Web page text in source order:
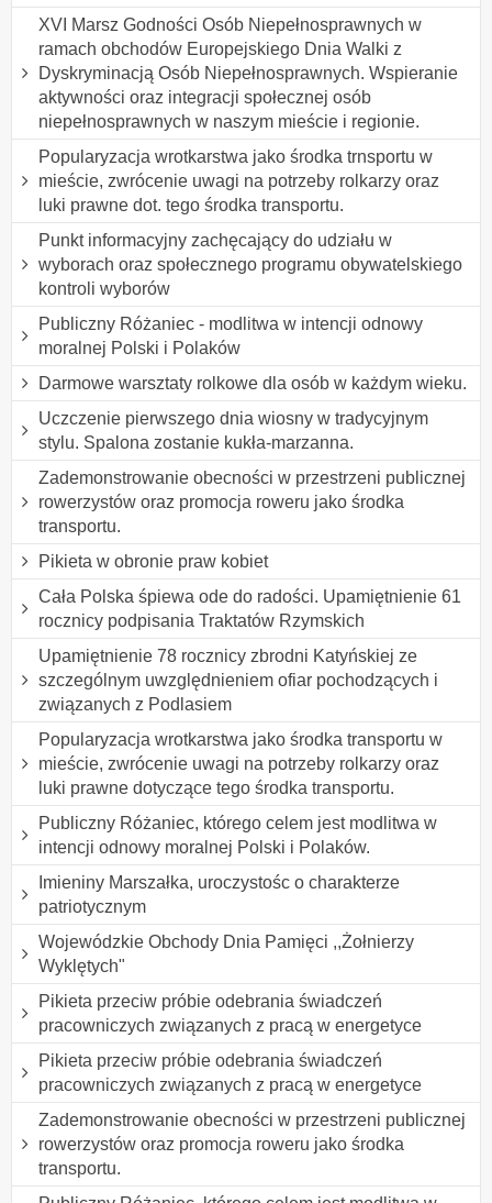
XVI Marsz Godności Osób Niepełnosprawnych w
ramach obchodów Europejskiego Dnia Walki z
Dyskryminacją Osób Niepełnosprawnych. Wspieranie
aktywności oraz integracji społecznej osób
niepełnosprawnych w naszym mieście i regionie.
Popularyzacja wrotkarstwa jako środka trnsportu w
mieście, zwrócenie uwagi na potrzeby rolkarzy oraz
luki prawne dot. tego środka transportu.
Punkt informacyjny zachęcający do udziału w
wyborach oraz społecznego programu obywatelskiego
kontroli wyborów
Publiczny Różaniec - modlitwa w intencji odnowy
moralnej Polski i Polaków
Darmowe warsztaty rolkowe dla osób w każdym wieku.
Uczczenie pierwszego dnia wiosny w tradycyjnym
stylu. Spalona zostanie kukła-marzanna.
Zademonstrowanie obecności w przestrzeni publicznej
rowerzystów oraz promocja roweru jako środka
transportu.
Pikieta w obronie praw kobiet
Cała Polska śpiewa ode do radości. Upamiętnienie 61
rocznicy podpisania Traktatów Rzymskich
Upamiętnienie 78 rocznicy zbrodni Katyńskiej ze
szczególnym uwzględnieniem ofiar pochodzących i
związanych z Podlasiem
Popularyzacja wrotkarstwa jako środka transportu w
mieście, zwrócenie uwagi na potrzeby rolkarzy oraz
luki prawne dotyczące tego środka transportu.
Publiczny Różaniec, którego celem jest modlitwa w
intencji odnowy moralnej Polski i Polaków.
Imieniny Marszałka, uroczystośc o charakterze
patriotycznym
Wojewódzkie Obchody Dnia Pamięci ,,Żołnierzy
Wyklętych"
Pikieta przeciw próbie odebrania świadczeń
pracowniczych związanych z pracą w energetyce
Pikieta przeciw próbie odebrania świadczeń
pracowniczych związanych z pracą w energetyce
Zademonstrowanie obecności w przestrzeni publicznej
rowerzystów oraz promocja roweru jako środka
transportu.